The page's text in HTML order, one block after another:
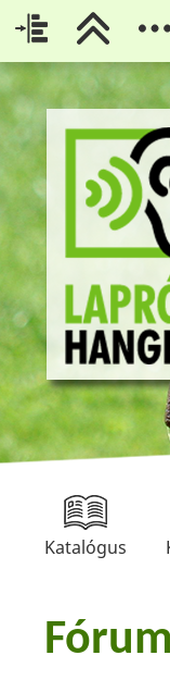
Katalógus
Fórum